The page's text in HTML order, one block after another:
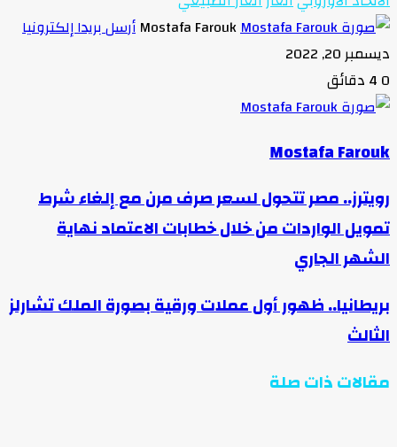
Mostafa Farouk أرسل بريدا إلكترونيا
ديسمبر 20, 2022
0
Mostafa Farouk
رويترز.. مصر تتحول لسعر صرف مرن مع إلغاء شرط
تمويل الواردات من خلال خطابات الاعتماد نهاية
الشهر الجاري
بريطانيا.. ظهور أول عملات ورقية بصورة الملك تشارلز
الثالث
مقالات ذات صلة